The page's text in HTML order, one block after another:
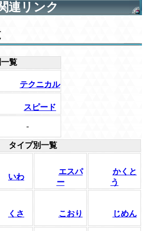
連リンク
覧
テクニカル
スピード
-
タイプ別一覧
いわ
エスパ
ー
かくと
う
くさ こおり じめん